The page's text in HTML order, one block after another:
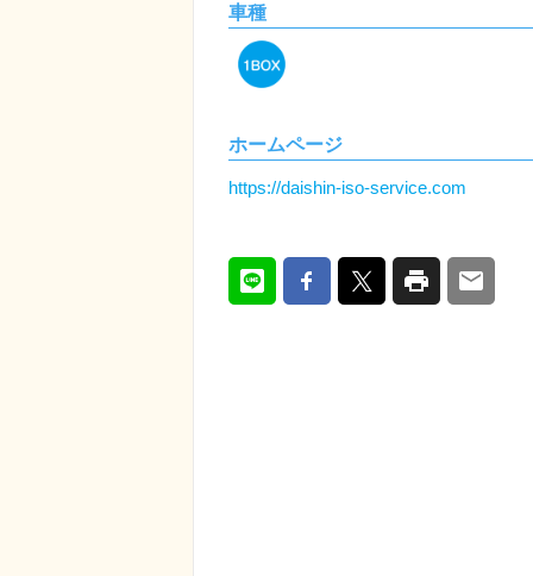
車種
ホームページ
https://daishin-iso-service.com